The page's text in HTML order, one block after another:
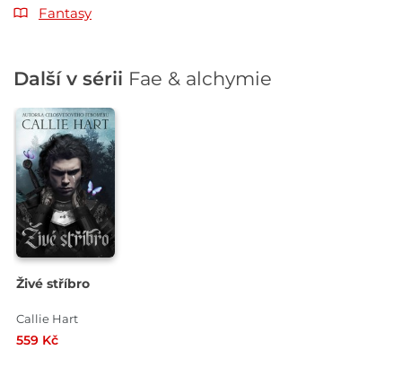
Fantasy
Další v sérii Fae & alchymie
Živé stříbro
Callie Hart
559 Kč